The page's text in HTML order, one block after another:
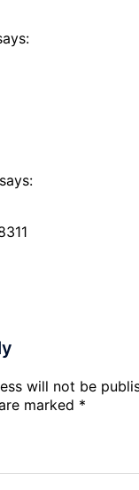
says:
will not be
marked *